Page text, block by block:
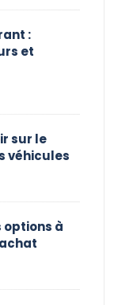
:
et
sur le
véhicules
options à